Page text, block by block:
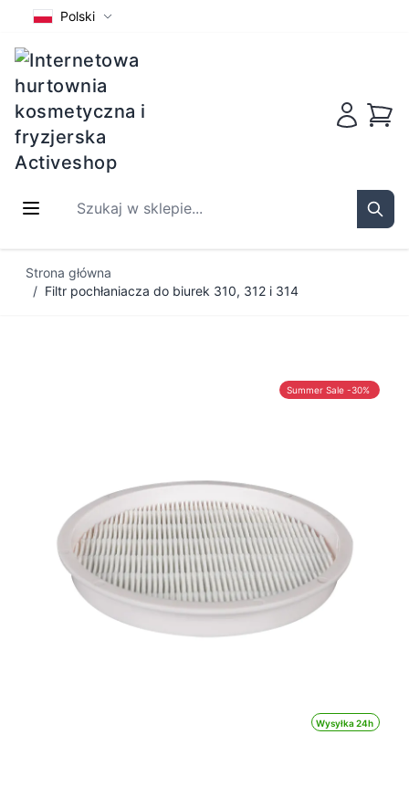
Polski
Szukaj w sklepie...
Strona główna
/ Filtr pochłaniacza do biurek 310, 312 i 314
Wysyłka 24h
Summer Sale -30%